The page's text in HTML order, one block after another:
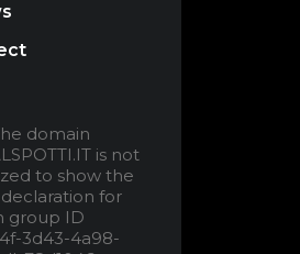
domain
is not
to show the
for
group ID
3d43-4a98-